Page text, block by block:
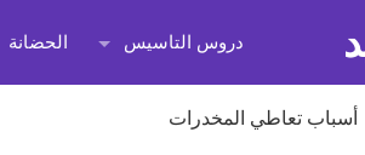
دروس التاسيس الحضانة
أسباب تعاطي المخدرات